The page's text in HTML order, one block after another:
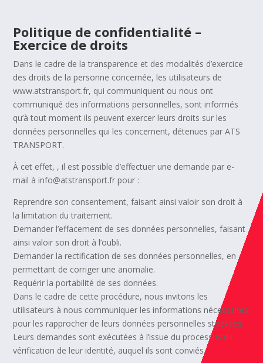
Politique de confidentialité –
Exercice de droits
Dans le cadre de la transparence et des modalités d’exercice
des droits de la personne concernée, les utilisateurs de
www.atstransport.fr, qui communiquent ou nous ont
communiqué des informations personnelles, sont informés
qu’à tout moment ils peuvent exercer leurs droits sur les
données personnelles qui les concernent, détenues par ATS
TRANSPORT.
À cet effet, , il est possible d’effectuer une demande par e-
mail à info@atstransport.fr pour :
Reprendre son consentement, faisant ainsi valoir son droit à
la limitation du traitement.
Demander l’effacement de ses données personnelles, faisant
ainsi valoir son droit à l’oubli.
Demander la rectification de ses données personnelles, en
permettant de corriger une anomalie.
Requérir la portabilité de ses données.
Dans le cadre de cette procédure, nous invitons les
utilisateurs à nous communiquer les informations nécessaires
pour les rapprocher de leurs données personnelles stockées.
Leurs demandes sont exécutées à l’issue du processus de
vérification de leur identité, auquel ils sont conviés.